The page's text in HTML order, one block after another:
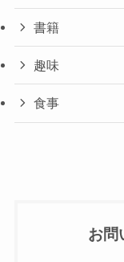
書籍
趣味
食事
お問